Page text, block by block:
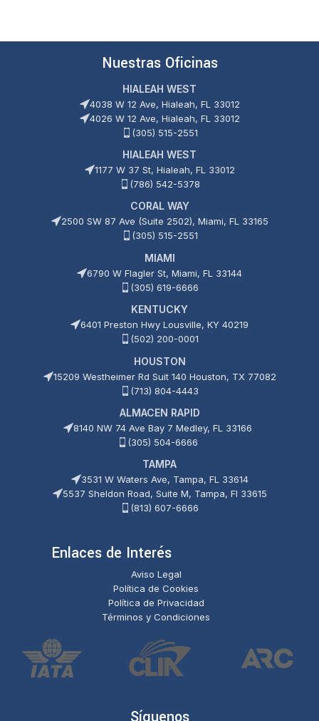
Nuestras Oficinas
HIALEAH WEST
4038 W 12 Ave, Hialeah, FL 33012
4026 W 12 Ave, Hialeah, FL 33012
(305) 515-2551
HIALEAH WEST
1177 W 37 St, Hialeah, FL 33012
(786) 542-5378
CORAL WAY
2500 SW 87 Ave (Suite 2502), Miami, FL 33165
(305) 515-2551
MIAMI
6790 W Flagler St, Miami, FL 33144
(305) 619-6666
KENTUCKY
6401 Preston Hwy Lousville, KY 40219
(502) 200-0001
HOUSTON
15209 Westheimer Rd Suit 140 Houston, TX 77082
(713) 804-4443
ALMACEN RAPID
8140 NW 74 Ave Bay 7 Medley, FL 33166
(305) 504-6666
TAMPA
3531 W Waters Ave, Tampa, FL 33614
5537 Sheldon Road, Suite M, Tampa, Fl 33615
(813) 607-6666
Enlaces de Interés
Aviso Legal
Política de Cookies
Política de Privacidad
Términos y Condiciones